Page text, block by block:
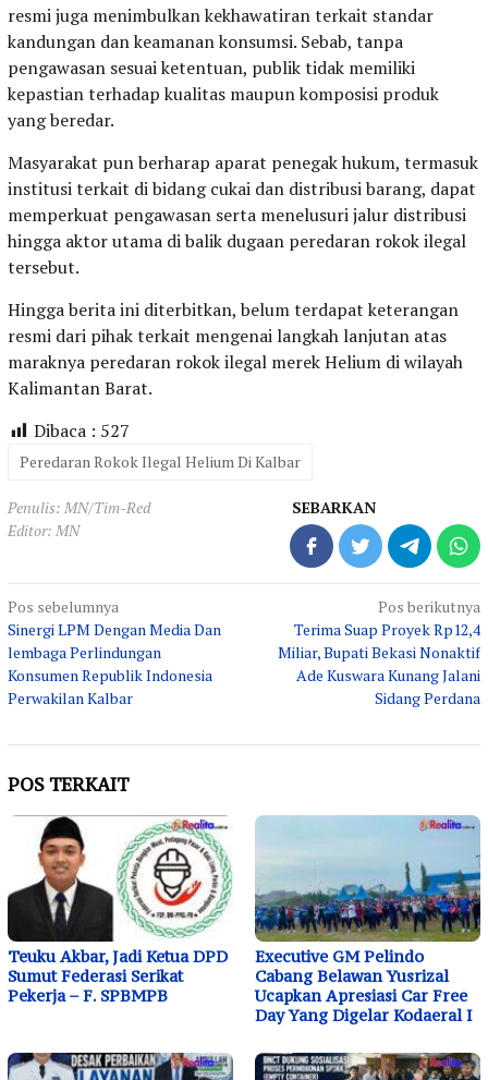
resmi juga menimbulkan kekhawatiran terkait standar
kandungan dan keamanan konsumsi. Sebab, tanpa
pengawasan sesuai ketentuan, publik tidak memiliki
kepastian terhadap kualitas maupun komposisi produk
yang beredar.
Masyarakat pun berharap aparat penegak hukum, termasuk
institusi terkait di bidang cukai dan distribusi barang, dapat
memperkuat pengawasan serta menelusuri jalur distribusi
hingga aktor utama di balik dugaan peredaran rokok ilegal
tersebut.
Hingga berita ini diterbitkan, belum terdapat keterangan
resmi dari pihak terkait mengenai langkah lanjutan atas
maraknya peredaran rokok ilegal merek Helium di wilayah
Kalimantan Barat.
Dibaca : 527
Peredaran Rokok Ilegal Helium Di Kalbar
Penulis: MN/Tim-Red
Editor: MN
SEBARKAN
Navigasi
pos
Pos sebelumnya
Sinergi LPM Dengan Media Dan
lembaga Perlindungan
Konsumen Republik Indonesia
Perwakilan Kalbar
Pos berikutnya
Terima Suap Proyek Rp12,4
Miliar, Bupati Bekasi Nonaktif
Ade Kuswara Kunang Jalani
Sidang Perdana
POS TERKAIT
Teuku Akbar, Jadi Ketua DPD
Sumut Federasi Serikat
Pekerja – F. SPBMPB
Executive GM Pelindo
Cabang Belawan Yusrizal
Ucapkan Apresiasi Car Free
Day Yang Digelar Kodaeral I